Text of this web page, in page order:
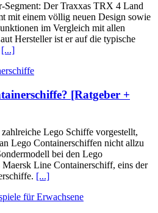
Segment: Der Traxxas TRX 4 Land
mit einem völlig neuen Design sowie
im Vergleich mit allen
Hersteller ist er auf die typische
[...]
[Ratgeber +
Lego Schiffe vorgestellt,
Lego Containerschiffen nicht allzu
bei den Lego
Line Containerschiff, eins der
[...]